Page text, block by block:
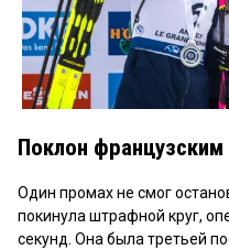
Поклон
Один промах не смог
покинула штрафной круг,
секунд. Она была третьей